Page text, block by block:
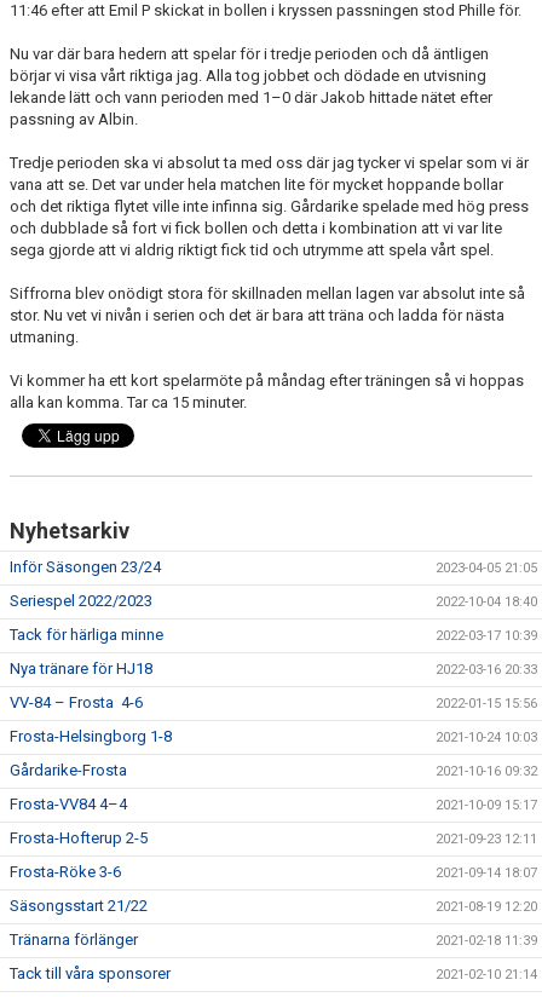
11:46 efter att Emil P skickat in bollen i kryssen passningen stod Phille för.
Nu var där bara hedern att spelar för i tredje perioden och då äntligen
börjar vi visa vårt riktiga jag. Alla tog jobbet och dödade en utvisning
lekande lätt och vann perioden med 1–0 där Jakob hittade nätet efter
passning av Albin.
Tredje perioden ska vi absolut ta med oss där jag tycker vi spelar som vi är
vana att se. Det var under hela matchen lite för mycket hoppande bollar
och det riktiga flytet ville inte infinna sig. Gårdarike spelade med hög press
och dubblade så fort vi fick bollen och detta i kombination att vi var lite
sega gjorde att vi aldrig riktigt fick tid och utrymme att spela vårt spel.
Siffrorna blev onödigt stora för skillnaden mellan lagen var absolut inte så
stor. Nu vet vi nivån i serien och det är bara att träna och ladda för nästa
utmaning.
Vi kommer ha ett kort spelarmöte på måndag efter träningen så vi hoppas
alla kan komma. Tar ca 15 minuter.
Nyhetsarkiv
Inför Säsongen 23/24 2023-04-05 21:05
Seriespel 2022/2023 2022-10-04 18:40
Tack för härliga minne 2022-03-17 10:39
Nya tränare för HJ18 2022-03-16 20:33
VV-84 – Frosta 4-6 2022-01-15 15:56
Frosta-Helsingborg 1-8 2021-10-24 10:03
Gårdarike-Frosta 2021-10-16 09:32
Frosta-VV84 4–4 2021-10-09 15:17
Frosta-Hofterup 2-5 2021-09-23 12:11
Frosta-Röke 3-6 2021-09-14 18:07
Säsongsstart 21/22 2021-08-19 12:20
Tränarna förlänger 2021-02-18 11:39
Tack till våra sponsorer 2021-02-10 21:14